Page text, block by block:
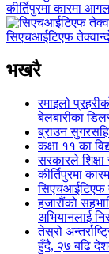
कीर्तिपुरमा कारमा
सिएचआईटिएफ
भखरै
रमाइलो
बेलबारीका
ब्राउन
कक्षा ११ का
सरकारले
कीर्तिपुरमा
सिएचआईटिएफ
हजारौंको
अभियानलाई
तेस्रो
हुँदै, २७ बढि